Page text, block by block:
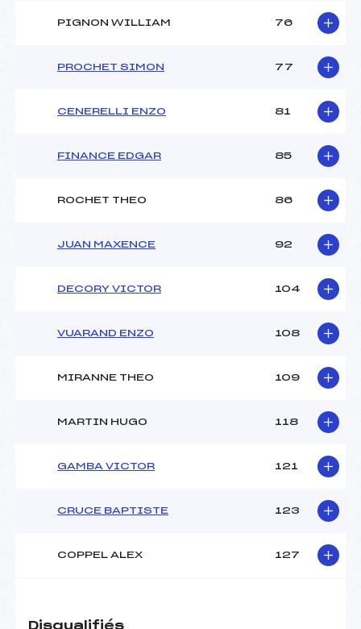
PIGNON WILLIAM 76
PROCHET SIMON 77
CENERELLI ENZO 81
FINANCE EDGAR 85
ROCHET THEO 86
JUAN MAXENCE 92
DECORY VICTOR 104
VUARAND ENZO 108
MIRANNE THEO 109
MARTIN HUGO 118
GAMBA VICTOR 121
CRUCE BAPTISTE 123
COPPEL ALEX 127
Disqualifiés